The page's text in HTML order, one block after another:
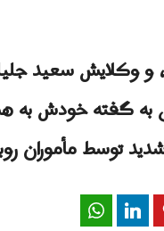
وکلایش سعید
گفته خودش به
توسط مأموران
Pinterest
LinkedIn